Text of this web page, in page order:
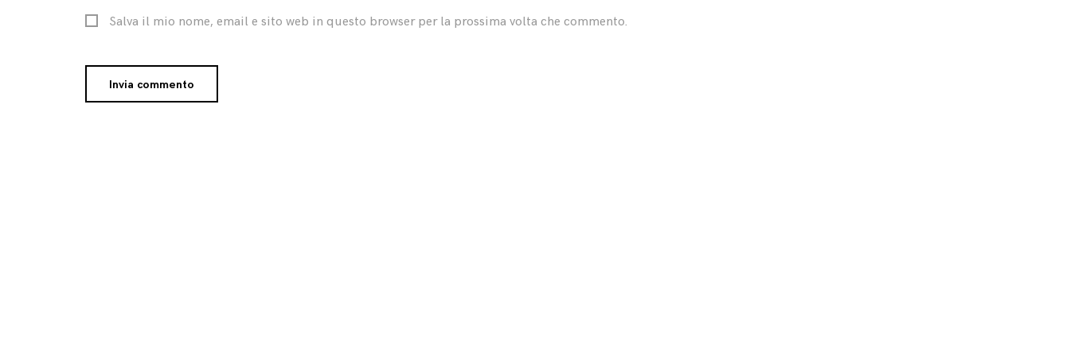
Salva il mio nome, email e sito web in questo browser per la prossima volta che commento.